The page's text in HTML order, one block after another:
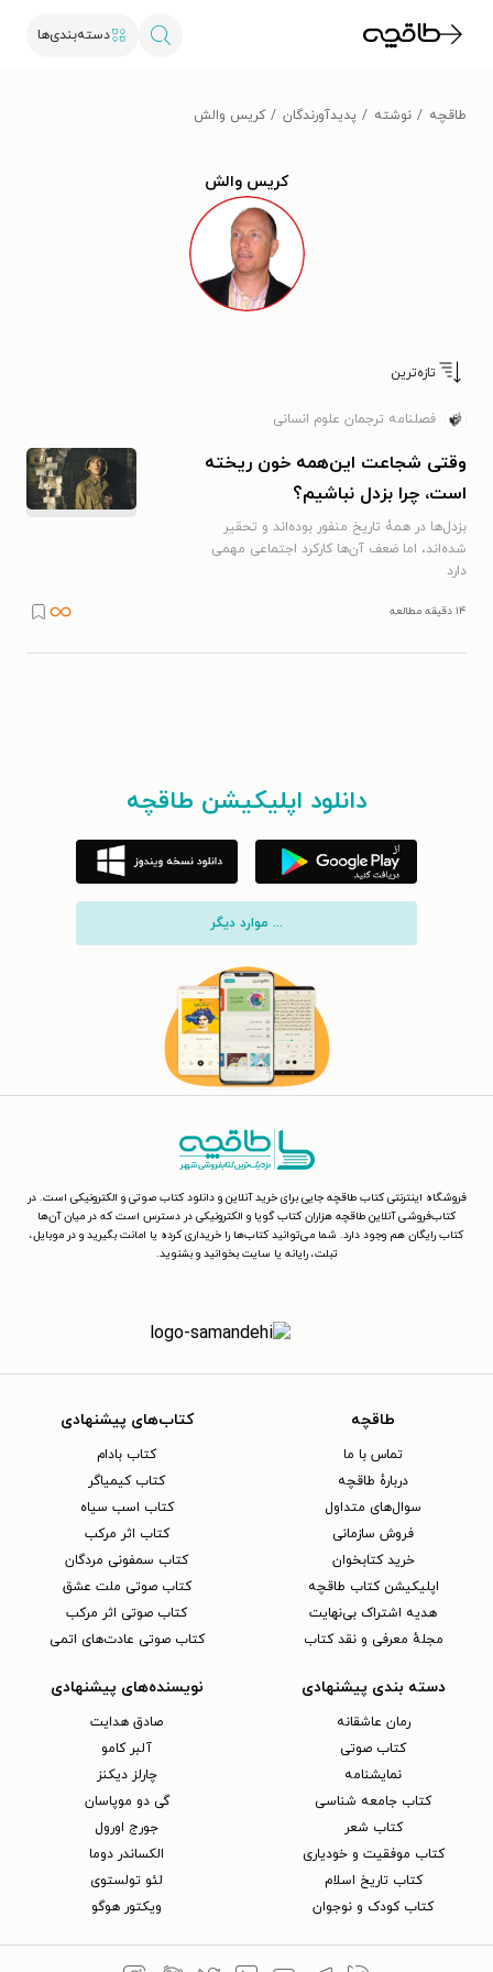
دسته‌بندی‌ها
طاقچه نوشته پدیدآورندگان کریس والش
کریس والش
تازه‌ترین
فصلنامه ترجمان علوم انسانی
وقتی شجاعت این‌همه خون ریخته
است، چرا بزدل نباشیم؟
بزدل‌ها در همۀ تاریخ منفور بوده‌اند و تحقیر
شده‌اند، اما ضعف آن‌ها کارکرد اجتماعی مهمی
دارد
۱۴ دقیقه مطالعه
دانلود اپلیکیشن طاقچه
... موارد دیگر
فروشگاه اینترنتی کتاب طاقچه جایی برای خرید آنلاین و دانلود کتاب صوتی و الکترونیکی است. در
کتاب‌فروشی آنلاین طاقچه هزاران کتاب گویا و الکترونیکی در دسترس است که در میان آن‌ها
کتاب رایگان هم وجود دارد. شما می‌توانید کتاب‌ها را خریداری کرده یا امانت بگیرید و در موبایل،
تبلت، رایانه یا سایت بخوانید و بشنوید.
طاقچه
تماس با ما
دربارهٔ طاقچه
سوال‌های متداول
فروش سازمانی
خرید کتابخوان
اپلیکیشن کتاب طاقچه
هدیه اشتراک بی‌نهایت
مجلهٔ معرفی و نقد کتاب
کتاب‌های پیشنهادی
کتاب بادام
کتاب کیمیاگر
کتاب اسب سیاه
کتاب اثر مرکب
کتاب سمفونی مردگان
کتاب صوتی ملت عشق
کتاب صوتی اثر مرکب
کتاب صوتی عادت‌های اتمی
دسته بندی پیشنهادی
رمان عاشقانه
کتاب‌ صوتی
نمایشنامه
کتاب جامعه شناسی
کتاب شعر
کتاب موفقیت و خودیاری
کتاب تاریخ اسلام
کتاب کودک و نوجوان
نویسنده‌های پیشنهادی
صادق هدایت
آلبر کامو
چارلز دیکنز
گی دو موپاسان
جورج اورول
الکساندر دوما
لئو تولستوی
ویکتور هوگو